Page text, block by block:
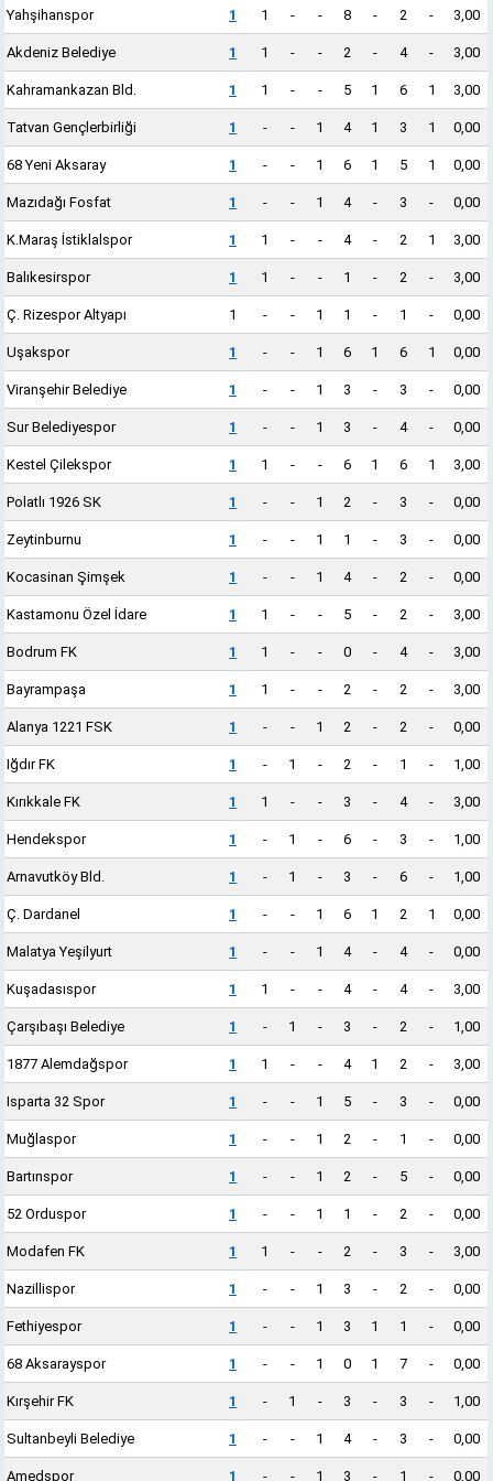
Yahşihanspor 1 1 - - 8 - 2 - 3,00
Akdeniz Belediye 1 1 - - 2 - 4 - 3,00
Kahramankazan Bld. 1 1 - - 5 1 6 1 3,00
Tatvan Gençlerbirliği 1 - - 1 4 1 3 1 0,00
68 Yeni Aksaray 1 - - 1 6 1 5 1 0,00
Mazıdağı Fosfat 1 - - 1 4 - 3 - 0,00
K.Maraş İstiklalspor 1 1 - - 4 - 2 1 3,00
Balıkesirspor 1 1 - - 1 - 2 - 3,00
Ç. Rizespor Altyapı 1 - - 1 1 - 1 - 0,00
Uşakspor 1 - - 1 6 1 6 1 0,00
Viranşehir Belediye 1 - - 1 3 - 3 - 0,00
Sur Belediyespor 1 - - 1 3 - 4 - 0,00
Kestel Çilekspor 1 1 - - 6 1 6 1 3,00
Polatlı 1926 SK 1 - - 1 2 - 3 - 0,00
Zeytinburnu 1 - - 1 1 - 3 - 0,00
Kocasinan Şimşek 1 - - 1 4 - 2 - 0,00
Kastamonu Özel İdare 1 1 - - 5 - 2 - 3,00
Bodrum FK 1 1 - - 0 - 4 - 3,00
Bayrampaşa 1 1 - - 2 - 2 - 3,00
Alanya 1221 FSK 1 - - 1 2 - 2 - 0,00
Iğdır FK 1 - 1 - 2 - 1 - 1,00
Kırıkkale FK 1 1 - - 3 - 4 - 3,00
Hendekspor 1 - 1 - 6 - 3 - 1,00
Arnavutköy Bld. 1 - 1 - 3 - 6 - 1,00
Ç. Dardanel 1 - - 1 6 1 2 1 0,00
Malatya Yeşilyurt 1 - - 1 4 - 4 - 0,00
Kuşadasıspor 1 1 - - 4 - 4 - 3,00
Çarşıbaşı Belediye 1 - 1 - 3 - 2 - 1,00
1877 Alemdağspor 1 1 - - 4 1 2 - 3,00
Isparta 32 Spor 1 - - 1 5 - 3 - 0,00
Muğlaspor 1 - - 1 2 - 1 - 0,00
Bartınspor 1 - - 1 2 - 5 - 0,00
52 Orduspor 1 - - 1 1 - 2 - 0,00
Modafen FK 1 1 - - 2 - 3 - 3,00
Nazillispor 1 - - 1 3 - 2 - 0,00
Fethiyespor 1 - - 1 3 1 1 - 0,00
68 Aksarayspor 1 - - 1 0 1 7 - 0,00
Kırşehir FK 1 - 1 - 3 - 3 - 1,00
Sultanbeyli Belediye 1 - - 1 4 - 3 - 0,00
Amedspor 1 - - 1 3 - 1 - 0,00